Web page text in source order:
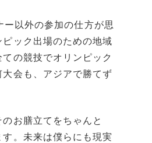
以外の参加の仕方が思
ック出場のための地域
の競技でオリンピック
会も、アジアで勝てず
お膳立てをちゃんと
。未来は僕らにも現実